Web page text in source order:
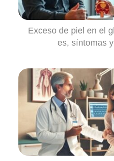
Exceso de piel en el
es, síntomas